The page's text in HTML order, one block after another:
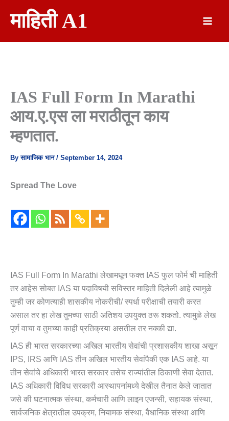
माहिती A1
IAS Full Form In Marathi
आय.ए.एस ला मराठीतून काय
म्हणतात.
Byसामाजिक भान / September 14, 2024
Spread The Love
IAS Full Form In Marathi लेखामधून फक्त IAS फुल फोर्म ची माहिती
तर आहेस सोबत IAS या पदाविषयी सविस्तर माहिती दिलेली आहे त्यामुळे
तुम्ही जर कोणत्याही शासकीय नोकरीची/ स्पर्धा परीक्षाची तयारी करत
असाल तर हा लेख तुमच्या साठी अतिशय उपयुक्त ठरू शकतो. त्यामुळे लेख
पूर्ण वाचा व तुमच्या काही प्रतिक्रया असतील तर नक्की द्या.
IAS ही भारत सरकारच्या अखिल भारतीय सेवांची प्रशासकीय शाखा असून
IPS, IRS आणि IAS तीन अखिल भारतीय सेवांपैकी एक IAS आहे. या
तीन सेवांचे अधिकारी भारत सरकार तसेच राज्यांतील ठिकाणी सेवा देतात.
IAS अधिकारी विविध सरकारी आस्थापनांमध्ये देखील तैनात केले जातात
जसे की घटनात्मक संस्था, कर्मचारी आणि लाइन एजन्सी, सहायक संस्था,
सार्वजनिक क्षेत्रातील उपक्रम, नियामक संस्था, वैधानिक संस्था आणि